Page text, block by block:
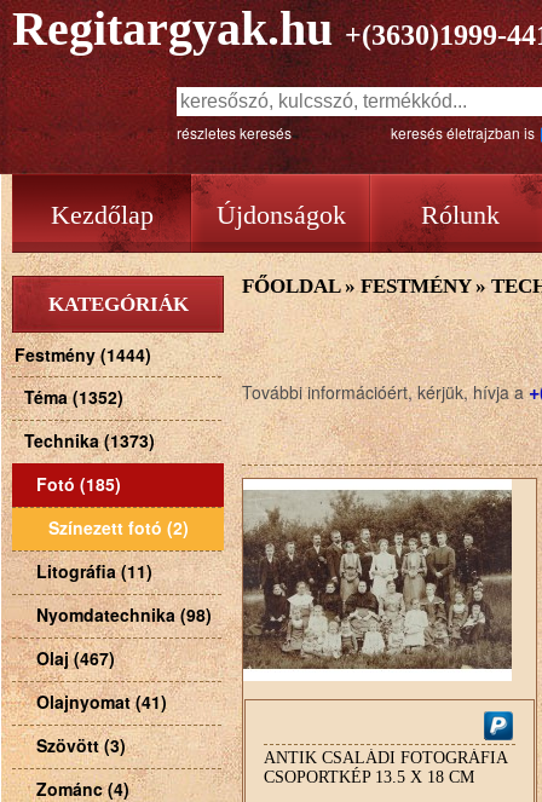
Regitargyak.hu +(3630)1999-
részletes keresés keresés életrajzban is
Kezdőlap Újdonságok Rólunk
KATEGÓRIÁK
Festmény (1444)
Téma (1352)
Technika (1373)
Fotó (185)
Színezett fotó (2)
Litográfia (11)
Nyomdatechnika (98)
Olaj (467)
Olajnyomat (41)
Szövött (3)
Zománc (4)
FŐOLDAL»FESTMÉNY»
További információért, kérjük, hívja a
ANTIK CSALÁDI FOTOGRÁFIA
CSOPORTKÉP 13.5 X 18 CM